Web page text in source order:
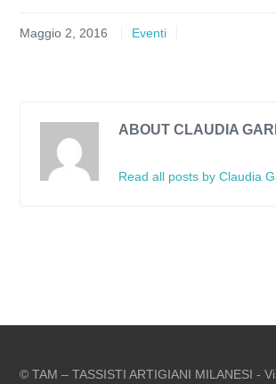
Maggio 2, 2016 Eventi
ABOUT CLAUDIA
Read all posts by Claudia
© TAM – TASSISTI ARTIGIANI MILANESI -